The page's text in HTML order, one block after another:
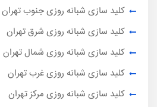
کلید سازی شبانه روزی جنوب تهران
کلید سازی شبانه روزی شرق تهران
کلید سازی شبانه روزی شمال تهران
کلید سازی شبانه روزی غرب تهران
کلید سازی شبانه روزی مرکز تهران